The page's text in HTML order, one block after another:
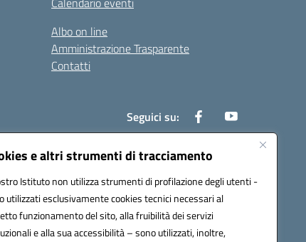
e altri strumenti di tracciamento
Istituto non utilizza strumenti di profilazione degli utenti -
utilizzati esclusivamente cookies tecnici necessari al
funzionamento del sito, alla fruibilità dei servizi
e alla sua accessibilità – sono utilizzati, inoltre,
Albo on line
Amministrazione Trasparente
Contatti
Seguici su: